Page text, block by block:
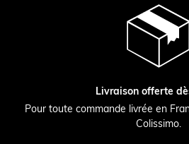
Livraison offerte
Pour toute commande livrée en
Colissimo.